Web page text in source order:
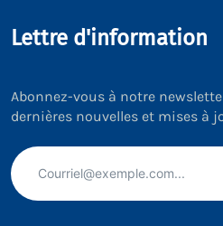
Lettre d'information
Abonnez-vous à notre
dernières nouvelles et mises à